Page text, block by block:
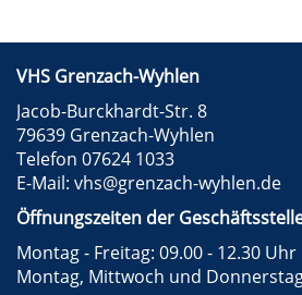
VHS Grenzach-Wyhlen
Jacob-Burckhardt-Str. 8
79639 Grenzach-Wyhlen
Telefon 07624 1033
E-Mail: vhs@grenzach-wyhlen.de
Öffnungszeiten der
Montag - Freitag: 09.00 - 12.30 Uhr
Montag, Mittwoch und